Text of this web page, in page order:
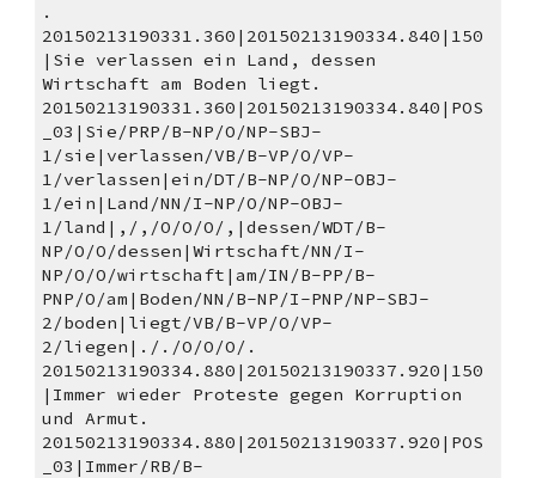
.
20150213190331.360|20150213190334.840|150
|Sie verlassen ein Land, dessen
Wirtschaft am Boden liegt.
20150213190331.360|20150213190334.840|POS
_03|Sie/PRP/B-NP/O/NP-SBJ-
1/sie|verlassen/VB/B-VP/O/VP-
1/verlassen|ein/DT/B-NP/O/NP-OBJ-
1/ein|Land/NN/I-NP/O/NP-OBJ-
1/land|,/,/O/O/O/,|dessen/WDT/B-
NP/O/O/dessen|Wirtschaft/NN/I-
NP/O/O/wirtschaft|am/IN/B-PP/B-
PNP/O/am|Boden/NN/B-NP/I-PNP/NP-SBJ-
2/boden|liegt/VB/B-VP/O/VP-
2/liegen|././O/O/O/.
20150213190334.880|20150213190337.920|150
|Immer wieder Proteste gegen Korruption
und Armut.
20150213190334.880|20150213190337.920|POS
_03|Immer/RB/B-